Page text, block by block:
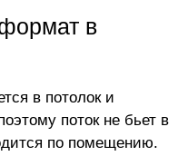
в
в потолок и
поток не бьет в
по помещению.